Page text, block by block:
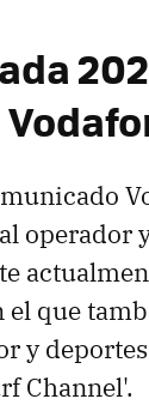
operador
el que
y
Channel'.